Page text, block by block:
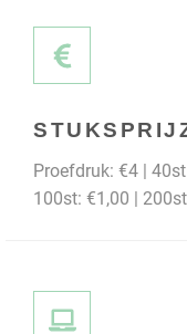
Proefdruk: €4 |
100st: €1,00 |